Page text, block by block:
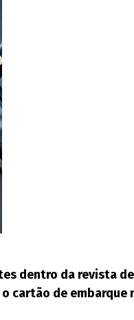
dentro da revista
de embarque